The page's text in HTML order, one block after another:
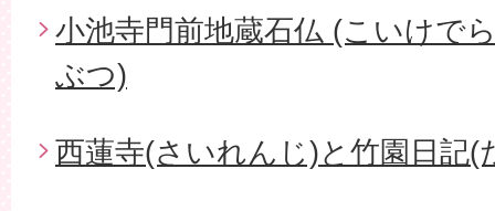
小池寺門前地蔵石仏 (こいけで
ぶつ)
西蓮寺(さいれんじ)と竹園日記(